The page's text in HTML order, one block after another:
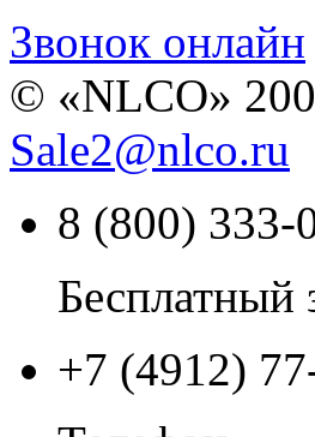
Звонок онлайн
© «NLCO»
Sale2@nlco.ru
8 (800) 333-
Бесплатный
+7 (4912)